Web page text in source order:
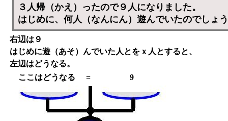
３人帰（かえ）ったので９人になりました。
はじめに、何人（なんにん）遊んでいたのでしょ
右辺は９
はじめに遊（あそ）んでいた人とをｘ人とすると、
左辺はどうなる。
ここはどうなる
= 9